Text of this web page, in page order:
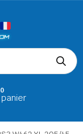
0